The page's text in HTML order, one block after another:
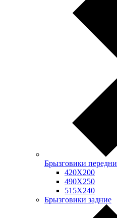
Брызговики передни
420Х200
490Х250
515Х240
Брызговики задние